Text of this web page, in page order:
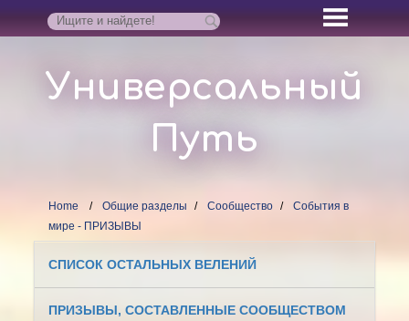
Универсальный
Путь
Home Общие разделы Сообщество
События в
мире - ПРИЗЫВЫ
СПИСОК ОСТАЛЬНЫХ ВЕЛЕНИЙ
ПРИЗЫВЫ, СОСТАВЛЕННЫЕ СООБЩЕСТВОМ